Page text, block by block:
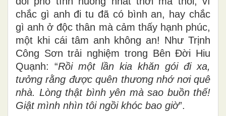
chắc gì anh đi tu đã có bình an, hay chắc
gì anh ở độc thân mà cảm thấy hạnh phúc,
một khi cái tâm anh không an! Như Trịnh
Công Sơn trải nghiệm trong Bên Đời Hiu
Quạnh: “Rồi một lần kia khăn gói đi xa,
tưởng rằng được quên thương nhớ nơi quê
nhà. Lòng thật bình yên mà sao buồn thế!
Giật mình nhìn tôi ngồi khóc bao giờ”.